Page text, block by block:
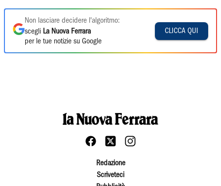
Non lasciare decidere l'algoritmo:
scegli La Nuova Ferrara
per le tue notizie su Google
CLICCA QUI
Redazione
Scriveteci